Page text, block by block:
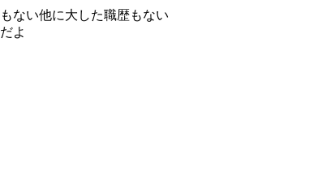
ない他に大した職歴もない
よ